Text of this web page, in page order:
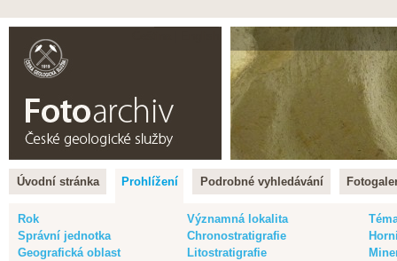
Úvodní stránka Prohlížení Podrobné vyhledávání
Rok Významná lokalita
Správní jednotka
Chronostratigrafie
Geografická oblast
Litostratigrafie